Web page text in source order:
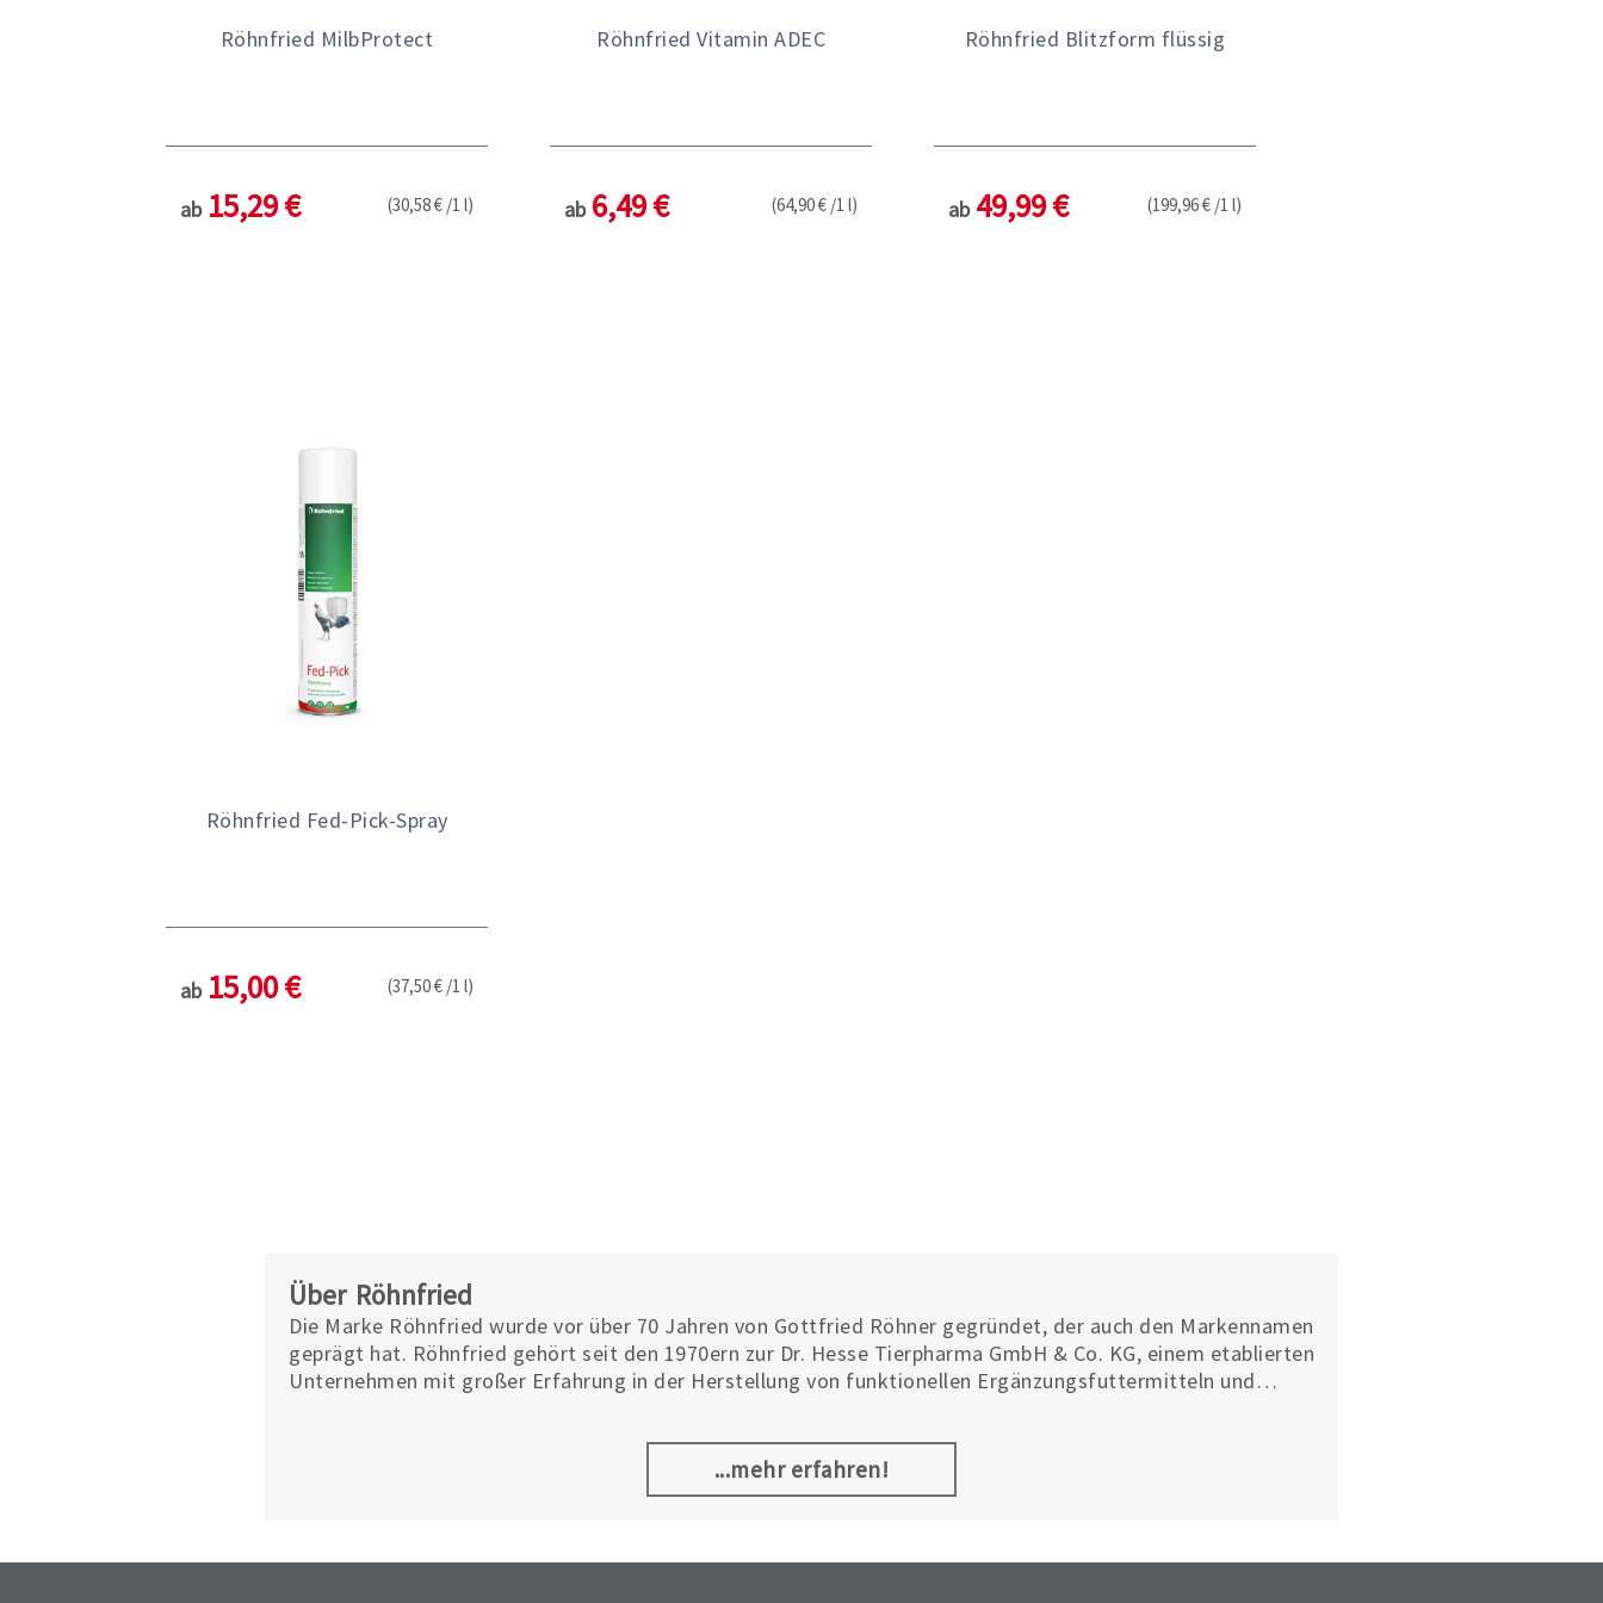
Röhnfried MilbProtect
ab 15,29 € (30,58 € /1 l)
Röhnfried Vitamin ADEC
ab 6,49 € (64,90 € /1 l)
Röhnfried Blitzform flüssig
ab 49,99 € (199,96 € /1 l)
Röhnfried Fed-Pick-Spray
ab 15,00 € (37,50 € /1 l)
Über Röhnfried
Die Marke Röhnfried wurde vor über 70 Jahren von Gottfried Röhner gegründet, der auch den Markennamen
geprägt hat. Röhnfried gehört seit den 1970ern zur Dr. Hesse Tierpharma GmbH & Co. KG, einem etablierten
Unternehmen mit großer Erfahrung in der Herstellung von funktionellen Ergänzungsfuttermitteln und
weiter etabliert, sodass Röhnfried im Brieftaubensport, aber auch in der Rassezucht weltweite Bekanntheit
genießt. Weitere Informationen über Röhnfried finden Sie unter
...mehr erfahren!